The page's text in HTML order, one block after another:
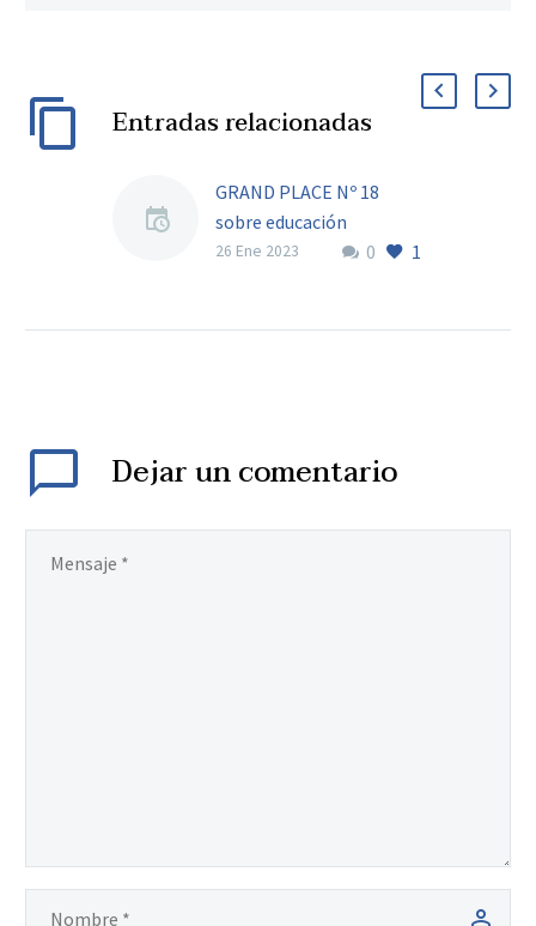
Entradas relacionadas
GRAND PLACE Nº 18
sobre educación
0
1
26 Ene 2023
Dejarun comentario